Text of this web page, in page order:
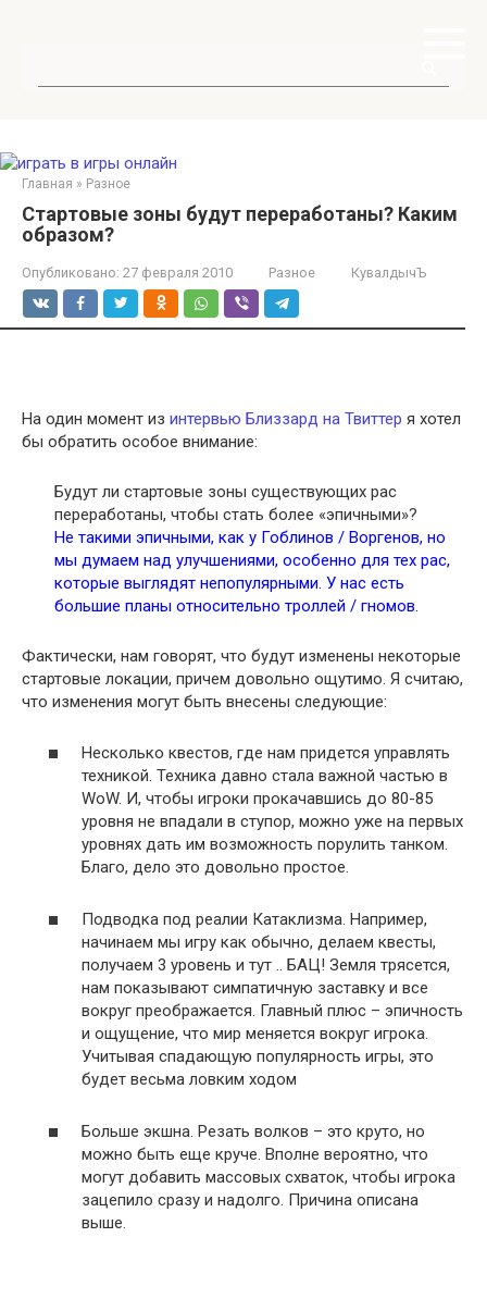
Главная » Разное
Стартовые зоны будут переработаны? Каким
образом?
Опубликовано: 27 февраля 2010 Разное КувалдычЪ
На один момент из интервью Близзард на Твиттер я хотел
бы обратить особое внимание:
Будут ли стартовые зоны существующих рас
переработаны, чтобы стать более «эпичными»?
Не такими эпичными, как у Гоблинов / Воргенов, но
мы думаем над улучшениями, особенно для тех рас,
которые выглядят непопулярными. У нас есть
большие планы относительно троллей / гномов.
Фактически, нам говорят, что будут изменены некоторые
стартовые локации, причем довольно ощутимо. Я считаю,
что изменения могут быть внесены следующие:
Несколько квестов, где нам придется управлять
техникой. Техника давно стала важной частью в
WoW. И, чтобы игроки прокачавшись до 80-85
уровня не впадали в ступор, можно уже на первых
уровнях дать им возможность порулить танком.
Благо, дело это довольно простое.
Подводка под реалии Катаклизма. Например,
начинаем мы игру как обычно, делаем квесты,
получаем 3 уровень и тут .. БАЦ! Земля трясется,
нам показывают симпатичную заставку и все
вокруг преображается. Главный плюс – эпичность
и ощущение, что мир меняется вокруг игрока.
Учитывая спадающую популярность игры, это
будет весьма ловким ходом
Больше экшна. Резать волков – это круто, но
можно быть еще круче. Вполне вероятно, что
могут добавить массовых схваток, чтобы игрока
зацепило сразу и надолго. Причина описана
выше.